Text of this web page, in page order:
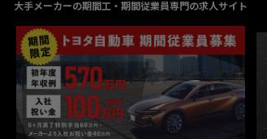
大手メーカーの期間工・期間従業員専門の求人サイト